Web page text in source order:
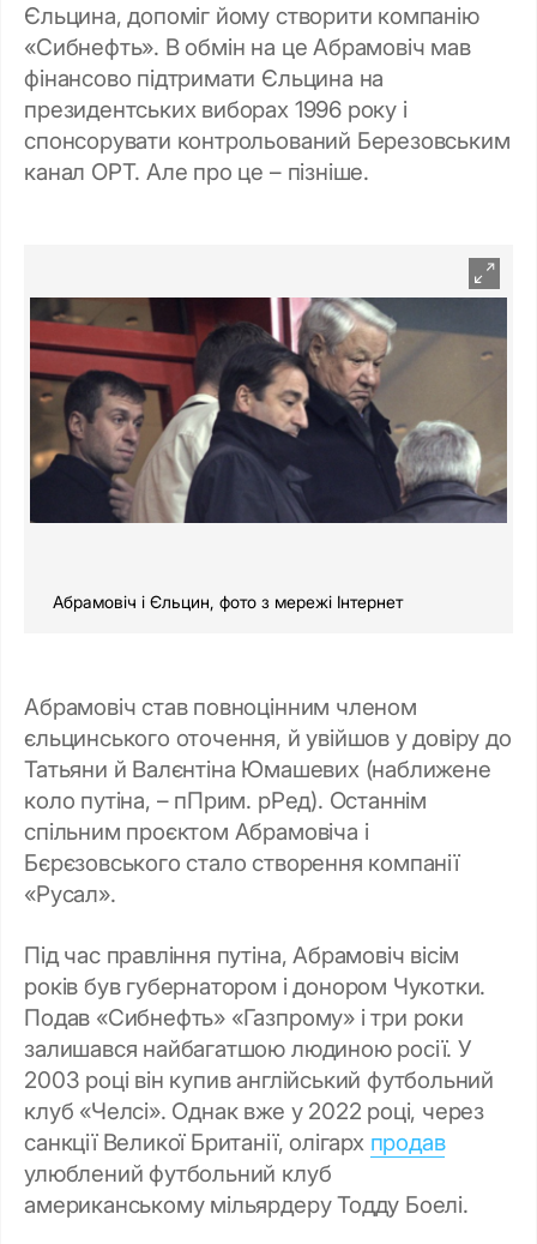
Єльцина, допоміг йому створити компанію
«Сибнефть». В обмін на це Абрамовіч мав
фінансово підтримати Єльцина на
президентських виборах 1996 року і
спонсорувати контрольований Березовським
канал ОРТ. Але про це – пізніше.
Абрамовіч і Єльцин, фото з мережі Інтернет
Абрамовіч став повноцінним членом
єльцинського оточення, й увійшов у довіру до
Татьяни й Валєнтіна Юмашевих (наближене
коло путіна, – пПрим. рРед). Останнім
спільним проєктом Абрамовіча і
Бєрєзовського стало створення компанії
«Русал».
Під час правління путіна, Абрамовіч вісім
років був губернатором і донором Чукотки.
Подав «Сибнефть» «Газпрому» і три роки
залишався найбагатшою людиною росії. У
2003 році він купив англійський футбольний
клуб «Челсі». Однак вже у 2022 році, через
санкції Великої Британії, олігарх продав
улюблений футбольний клуб
американському мільярдеру Тодду Боелі.